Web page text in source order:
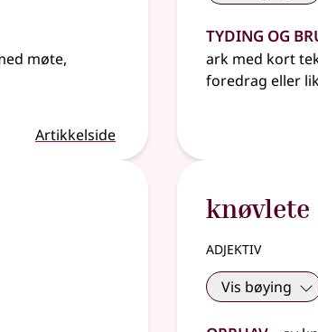
møte,
Artikkelside
Tyding og
ark med kort
foredrag eller
knøvlete
adjektiv
Vis bøying